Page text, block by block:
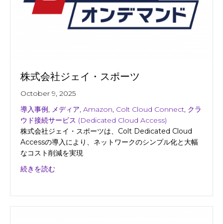
株式会社ジェイ・スポーツ
October 9, 2025
導入事例, メディア, Amazon, Colt Cloud Connect, クラ
ウド接続サービス (Dedicated Cloud Access)
株式会社ジェイ・スポーツは、Colt Dedicated Cloud
Accessの導入により、ネットワークのシンプル化と大幅
なコスト削減を実現
続きを読むabout 株式会社ジェイ・スポーツ